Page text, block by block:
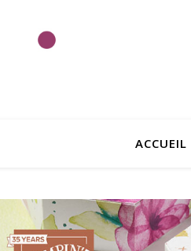
ACCUEIL